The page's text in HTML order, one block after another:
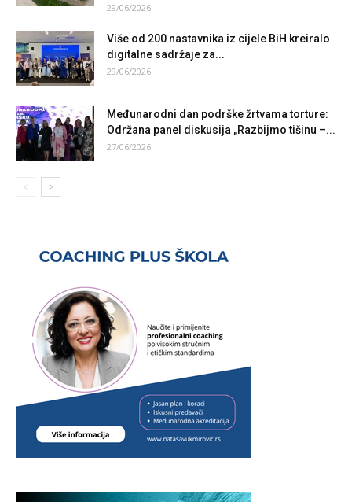
29/06/2026
Više od 200 nastavnika iz cijele BiH kreiralo
digitalne sadržaje za...
29/06/2026
Međunarodni dan podrške žrtvama torture:
Održana panel diskusija „Razbijmo tišinu –...
27/06/2026